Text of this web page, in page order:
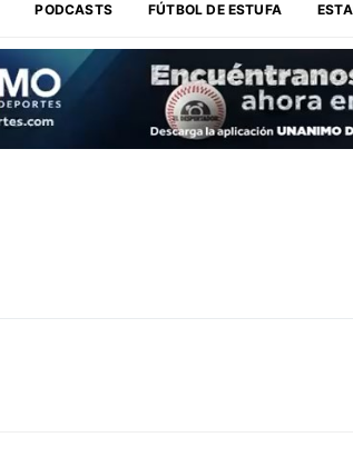
PODCASTS FÚTBOL DE ESTUFA